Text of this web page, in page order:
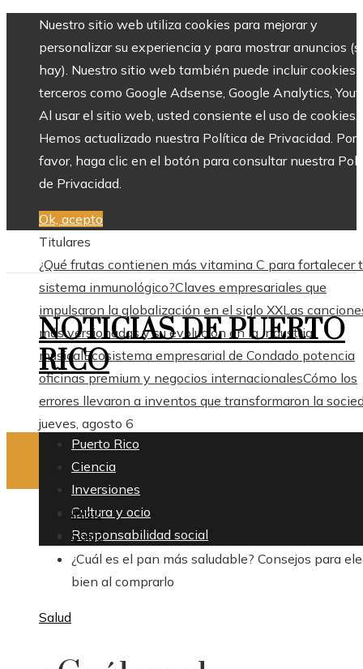
Nuestro sitio web utiliza cookies para mejorar y
personalizar su experiencia y para mostrar anuncios
hay). Nuestro sitio web también puede incluir cookies
terceros como Google Adsense, Google Analytics,
Al usar el sitio web, usted consiente el uso de cookies.
Hemos actualizado nuestra Política de Privacidad. Por
favor, haga clic en el botón para consultar nuestra
de Privacidad.
Ok, acepto
Titulares
¿Qué frutas contienen más vitamina C para fortalecer
sistema inmunológico?Claves empresariales que
impulsaron la globalización en el siglo XXLas
más versionadas y su evolución en la industria
musicalEcosistema empresarial de Condado potencia
oficinas premium y negocios internacionalesCómo los
errores llevaron a inventos que transformaron la
jueves, agosto 6
NOTICIAS DE PUERTO
RICO
Puerto Rico
Ciencia
Inversiones
Cultura y ocio
Responsabilidad social
Inicio
Salud
¿Cuál es el pan más saludable? Consejos para
bien al comprarlo
Salud